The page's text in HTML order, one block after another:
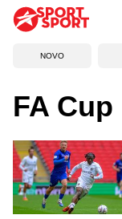
NOVO
FA Cup